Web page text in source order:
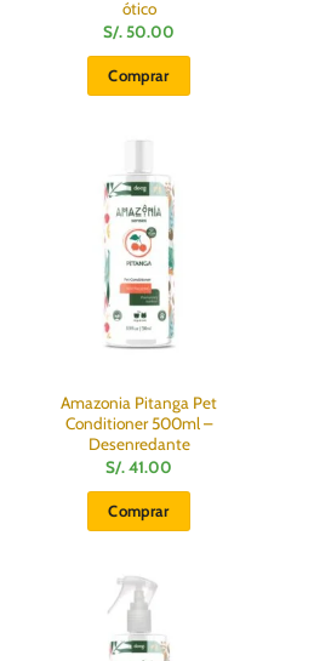
ótico
S/. 50.00
Comprar
Amazonia Pitanga Pet
Conditioner 500ml –
Desenredante
S/.41.00
Comprar